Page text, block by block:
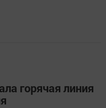
горячая линия